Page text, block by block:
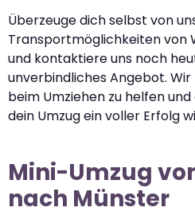
Überzeuge dich selbst von
Transportmöglichkeiten von
und kontaktiere uns noch
unverbindliches Angebot.
beim Umziehen zu helfen
dein Umzug ein voller Erfolg
Mini-Umzug
nach Münster